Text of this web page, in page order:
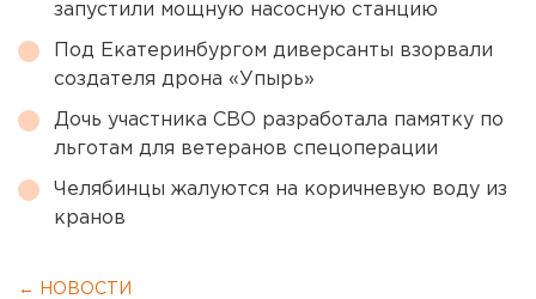
запустили мощную насосную станцию
Под Екатеринбургом диверсанты взорвали
создателя дрона «Упырь»
Дочь участника СВО разработала памятку по
льготам для ветеранов спецоперации
Челябинцы жалуются на коричневую воду из
кранов
← НОВОСТИ